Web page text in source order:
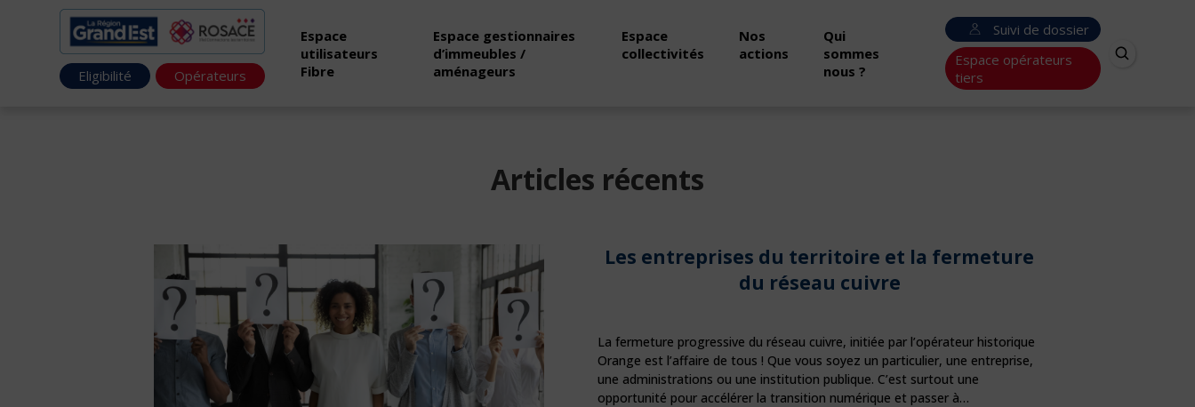
Eligibilité Opérateurs
Espace
utilisateurs
Fibre
Espace gestionnaires
d’immeubles /
aménageurs
Espace
collectivités
Nos
actions
Qui
sommes
nous ?
Suivi de dossier
Espace opérateurs
tiers
Articles récents
Les entreprises du territoire et la fermeture
du réseau cuivre
La fermeture progressive du réseau cuivre, initiée par l’opérateur historique
Orange est l’affaire de tous ! Que vous soyez un particulier, une entreprise,
une administrations ou une institution publique. C’est surtout une
opportunité pour accélérer la transition numérique et passer à…